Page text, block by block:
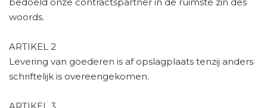
woords.
ARTIKEL 2
Levering van goederen is af opslagplaats tenzij anders
schriftelijk is overeengekomen.